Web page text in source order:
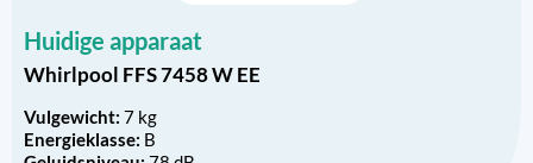
Huidige apparaat
Whirlpool FFS 7458 W EE
Vulgewicht: 7 kg
Energieklasse: B